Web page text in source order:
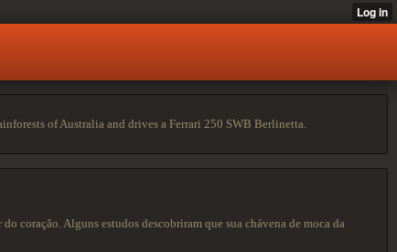
of Australia and drives a Ferrari 250 SWB Berlinetta.
coração. Alguns estudos descobriram que sua chávena de moca da